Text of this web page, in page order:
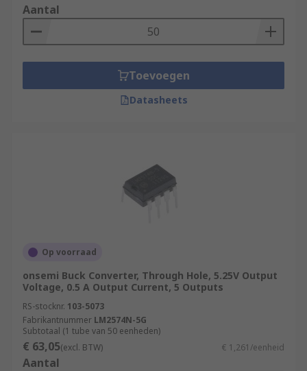
Aantal
Toevoegen
Datasheets
Op voorraad
onsemi Buck Converter, Through Hole, 5.25V Output
Voltage, 0.5 A Output Current, 5 Outputs
RS-stocknr. 103-5073
Fabrikantnummer LM2574N-5G
Subtotaal (1 tube van 50 eenheden)
€ 63,05(excl. BTW) € 1,261/eenheid
Aantal